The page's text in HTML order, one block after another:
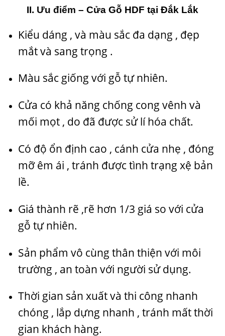
II. Ưu điểm – Cửa Gỗ HDF tại Đắk Lắk
Kiểu dáng , và màu sắc đa dạng , đẹp
mắt và sang trọng .
Màu sắc giống với gỗ tự nhiên.
Cửa có khả năng chống cong vênh và
mối mọt , do đã được sử lí hóa chất.
Có độ ổn định cao , cánh cửa nhẹ , đóng
mỡ êm ái , tránh được tình trạng xệ bản
lề.
Giá thành rẽ ,rẽ hơn 1/3 giá so với cửa
gỗ tự nhiên.
Sản phẩm vô cùng thân thiện với môi
trường , an toàn với người sử dụng.
Thời gian sản xuất và thi công nhanh
chóng , lắp dựng nhanh , tránh mất thời
gian khách hàng.